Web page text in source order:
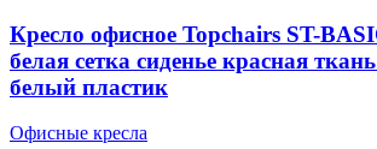
Кресло офисное Topchairs ST-
белая сетка сиденье красная
белый пластик
Офисные кресла